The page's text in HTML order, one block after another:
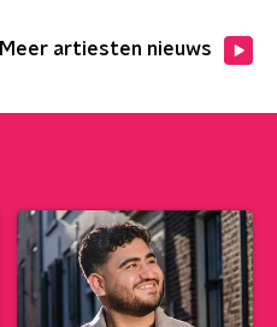
Meer artiesten nieuws